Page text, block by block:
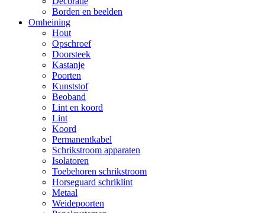
Borden en beelden
Omheining
Hout
Opschroef
Doorsteek
Kastanje
Poorten
Kunststof
Beoband
Lint en koord
Lint
Koord
Permanentkabel
Schrikstroom apparaten
Isolatoren
Toebehoren schrikstroom
Horseguard schriklint
Metaal
Weidepoorten